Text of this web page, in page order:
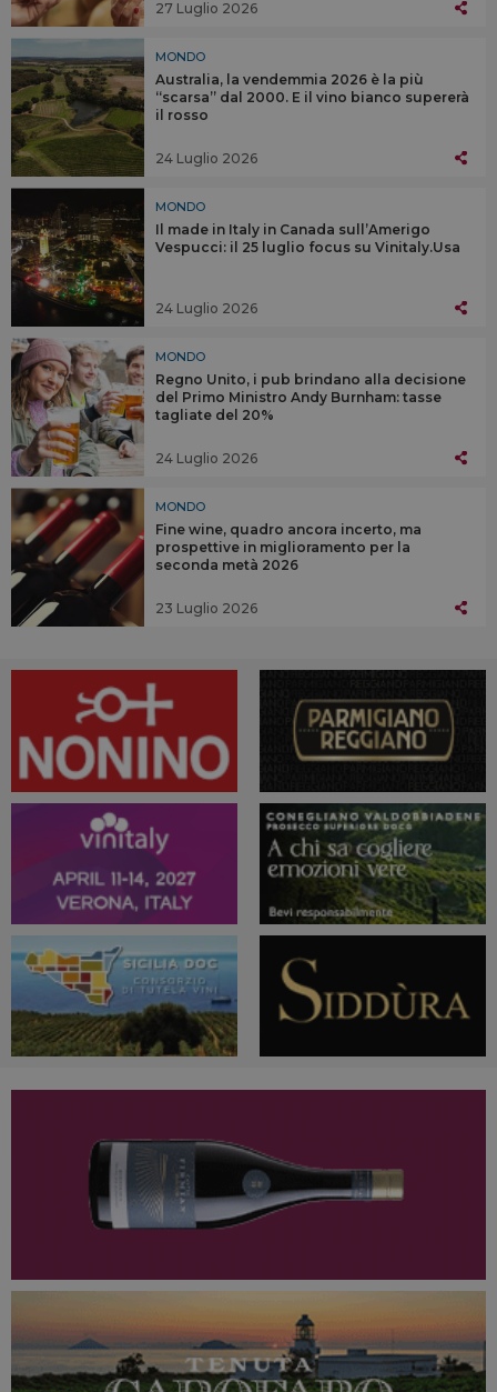
27 Luglio 2026
MONDO
Australia, la vendemmia 2026 è la più
“scarsa” dal 2000. E il vino bianco supererà
il rosso
24 Luglio 2026
MONDO
Il made in Italy in Canada sull’Amerigo
Vespucci: il 25 luglio focus su Vinitaly.Usa
24 Luglio 2026
MONDO
Regno Unito, i pub brindano alla decisione
del Primo Ministro Andy Burnham: tasse
tagliate del 20%
24 Luglio 2026
MONDO
Fine wine, quadro ancora incerto, ma
prospettive in miglioramento per la
seconda metà 2026
23 Luglio 2026